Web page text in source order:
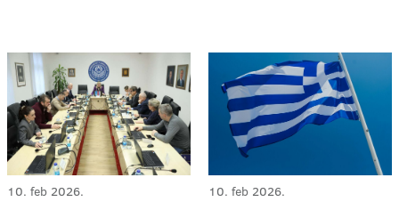
10. feb 2026. 10. feb 2026.